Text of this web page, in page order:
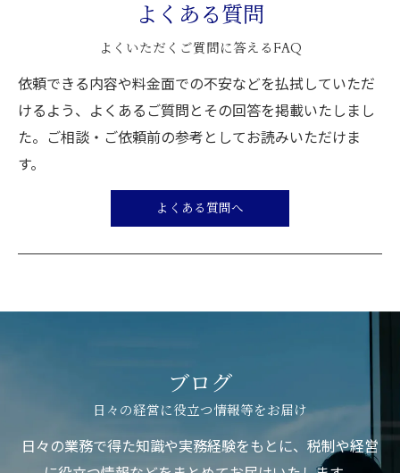
よくある質問
よくいただくご質問に答えるFAQ
依頼できる内容や料金面での不安などを払拭していただ
けるよう、よくあるご質問とその回答を掲載いたしまし
た。ご相談・ご依頼前の参考としてお読みいただけま
す。
よくある質問へ
日々の経営に役立つ情報等をお届け
ブログ
日々の業務で得た知識や実務経験をもとに、税制や経営